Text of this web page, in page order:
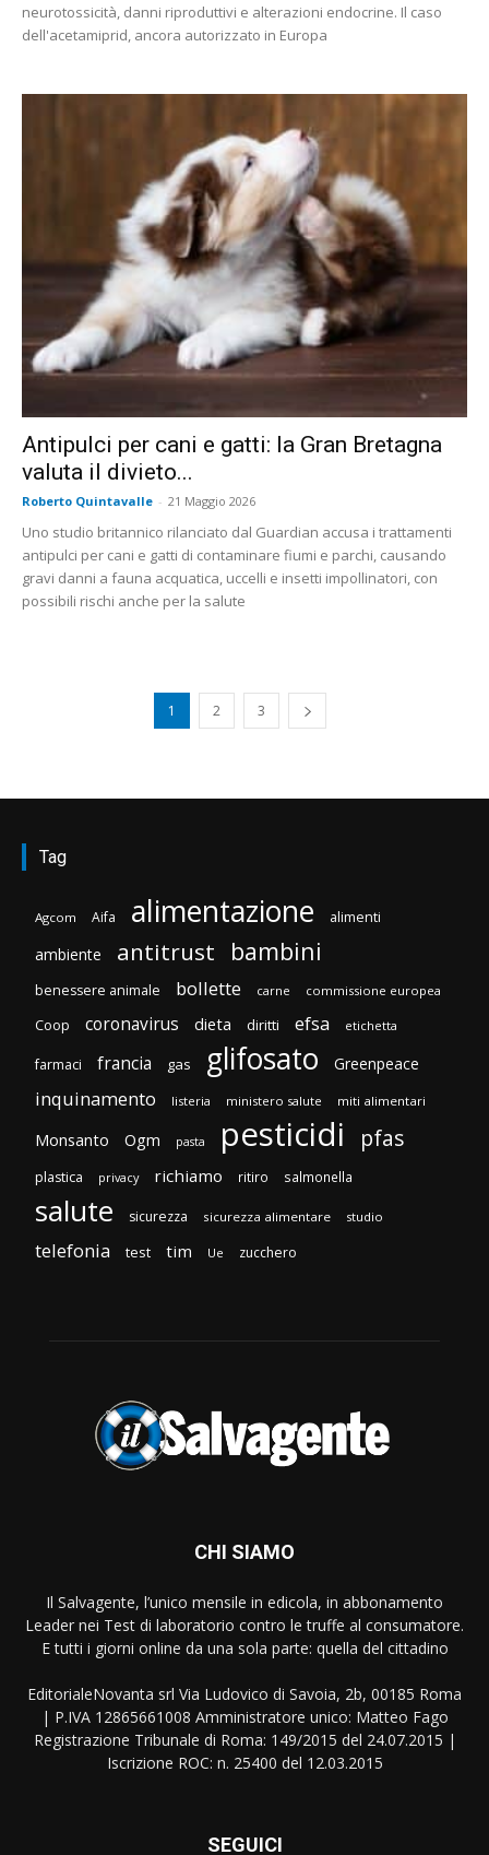
neurotossicità, danni riproduttivi e alterazioni endocrine. Il caso
dell'acetamiprid, ancora autorizzato in Europa
Antipulci per cani e gatti: la Gran Bretagna
valuta il divieto...
Roberto Quintavalle - 21 Maggio 2026
Uno studio britannico rilanciato dal Guardian accusa i trattamenti
antipulci per cani e gatti di contaminare fiumi e parchi, causando
gravi danni a fauna acquatica, uccelli e insetti impollinatori, con
possibili rischi anche per la salute
1 2 3
Tag
Agcom Aifa alimentazione alimenti
ambiente antitrust bambini
benessere animale bollette carne commissione europea
Coop coronavirus dieta diritti efsa etichetta
farmaci francia gas glifosato Greenpeace
inquinamento listeria ministero salute miti alimentari
Monsanto Ogm pasta pesticidi pfas
plastica privacy richiamo ritiro salmonella
salute sicurezza sicurezza alimentare studio
telefonia test tim Ue zucchero
CHI SIAMO
Il Salvagente, l’unico mensile in edicola, in abbonamento
Leader nei Test di laboratorio contro le truffe al consumatore.
E tutti i giorni online da una sola parte: quella del cittadino
EditorialeNovanta srl Via Ludovico di Savoia, 2b, 00185 Roma
| P.IVA 12865661008 Amministratore unico: Matteo Fago
Registrazione Tribunale di Roma: 149/2015 del 24.07.2015 |
Iscrizione ROC: n. 25400 del 12.03.2015
SEGUICI